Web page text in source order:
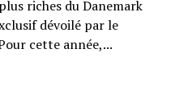
riches du Danemark
dévoilé par le
cette année,...